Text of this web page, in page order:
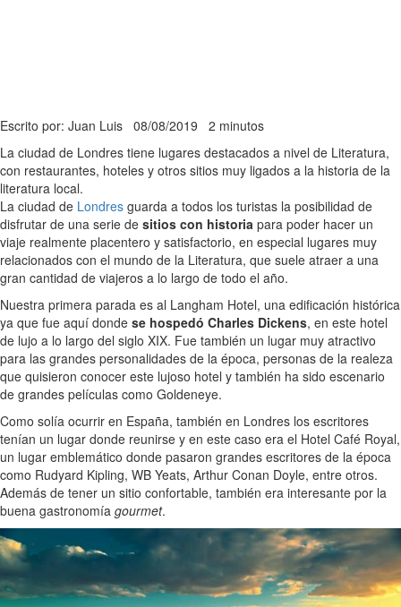
Escrito por: Juan Luis 08/08/2019 2 minutos
La ciudad de Londres tiene lugares destacados a nivel de Literatura,
con restaurantes, hoteles y otros sitios muy ligados a la historia de la
literatura local.
La ciudad de Londres guarda a todos los turistas la posibilidad de
disfrutar de una serie de sitios con historia para poder hacer un
viaje realmente placentero y satisfactorio, en especial lugares muy
relacionados con el mundo de la Literatura, que suele atraer a una
gran cantidad de viajeros a lo largo de todo el año.
Nuestra primera parada es al Langham Hotel, una edificación histórica
ya que fue aquí donde se hospedó Charles Dickens, en este hotel
de lujo a lo largo del siglo XIX. Fue también un lugar muy atractivo
para las grandes personalidades de la época, personas de la realeza
que quisieron conocer este lujoso hotel y también ha sido escenario
de grandes películas como Goldeneye.
Como solía ocurrir en España, también en Londres los escritores
tenían un lugar donde reunirse y en este caso era el Hotel Café Royal,
un lugar emblemático donde pasaron grandes escritores de la época
como Rudyard Kipling, WB Yeats, Arthur Conan Doyle, entre otros.
Además de tener un sitio confortable, también era interesante por la
buena gastronomía gourmet.